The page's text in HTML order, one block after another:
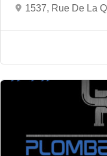
1537, Rue De La